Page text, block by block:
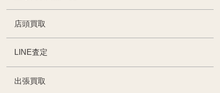
店頭買取
LINE査定
出張買取